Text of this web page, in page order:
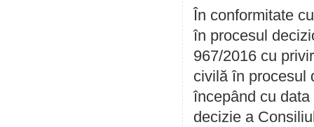
În conformitate
în procesul
967/2016 cu
civilă în procesul
începând cu
decizie a